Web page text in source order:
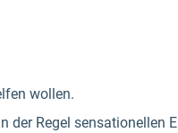
wollen.
der Regel sensationellen